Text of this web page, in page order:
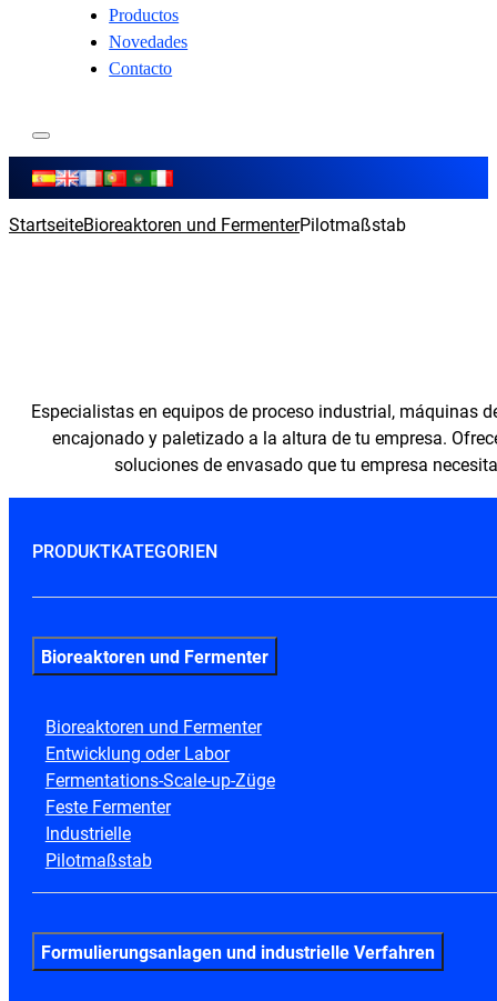
Productos
Novedades
Contacto
StartseiteBioreaktoren und FermenterPilotmaßstab
Especialistas en equipos de proceso industrial, máquinas
encajonado y paletizado a la altura de tu empresa.
soluciones de envasado que tu empresa
PRODUKTKATEGORIEN
Bioreaktoren und Fermenter
Bioreaktoren und Fermenter
Entwicklung oder Labor
Fermentations-Scale-up-Züge
Feste Fermenter
Industrielle
Pilotmaßstab
Formulierungsanlagen und industrielle Verfahren